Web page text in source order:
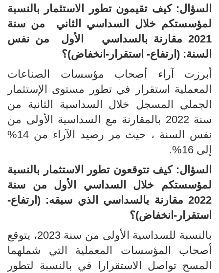
السؤال: كيف تقيمون تطور الاستثمار بالنسبة
لمؤسستكم خلال السداسي الثاني من سنة
2021 مقارنة بالسداسي الأول من نفس
السنة: (ارتفاع- استقرار-انخفاض)؟
أبرزت آراء أصحاب مؤسسات الصناعات
المعملية استقرار في تطور مستوى الإستثمار
الجملي المسجل خلال السداسية الثانية من
سنة 2022 بالمقارنة مع السداسية الأولى من
نفس السنة ، حيث مر رصيد الآراء من 14%
إلى 16%.
السؤال: كيف تتوقعون تطور الاستثمار بالنسبة
لمؤسستكم خلال السداسي الأول من سنة
2022 مقارنة بالسداسي الذي سبقه: (ارتفاع-
استقرار-انخفاض)؟
بالنسبة للسداسية الأولى من سنة 2023، يتوقع
أصحاب المؤسسات المعملية التي شملهما
المسح تواصل الاستقرارا في بالنسبة لتطور